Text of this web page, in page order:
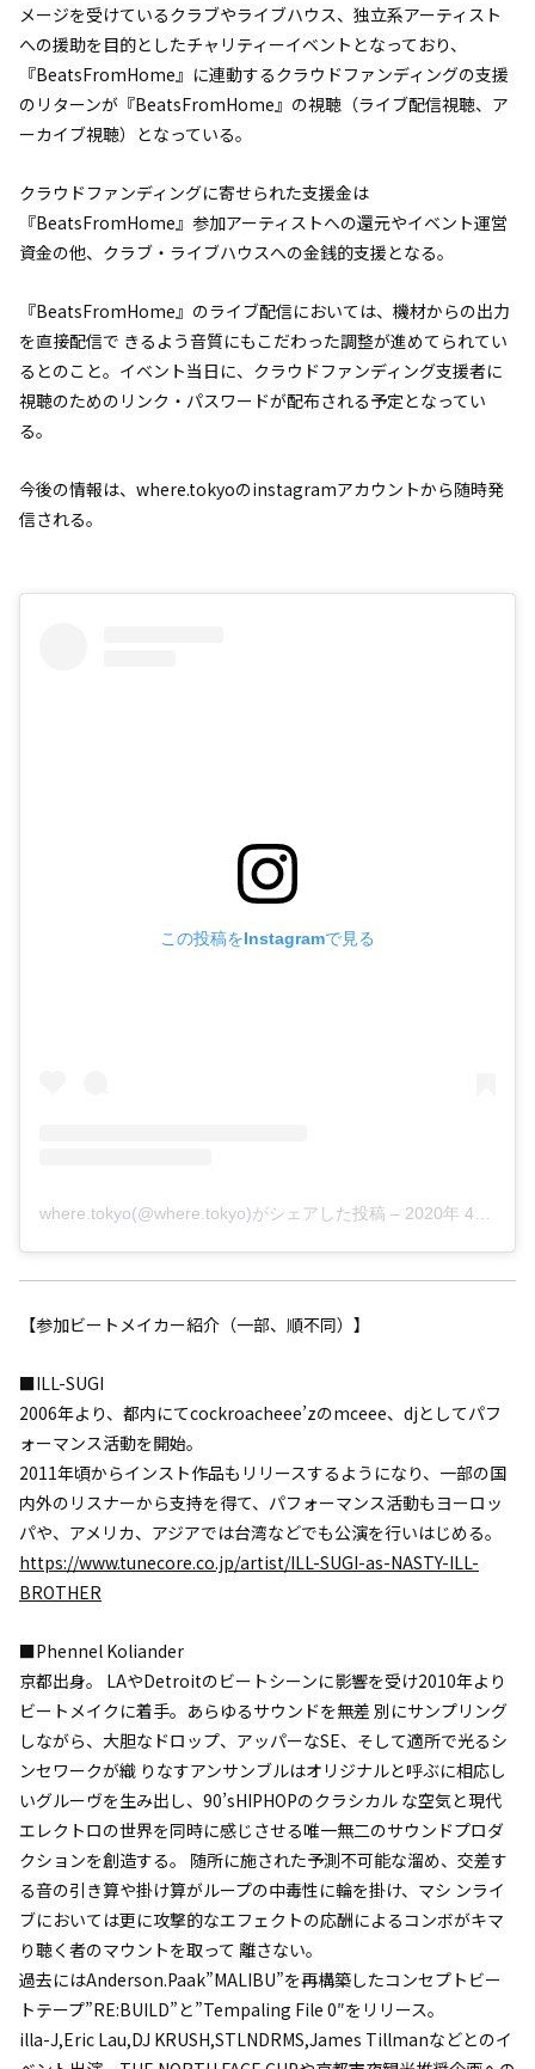
メージを受けているクラブやライブハウス、独立系アーティスト
への援助を目的としたチャリティーイベントとなっており、
『BeatsFromHome』に連動するクラウドファンディングの支援
のリターンが『BeatsFromHome』の視聴（ライブ配信視聴、ア
ーカイブ視聴）となっている。
クラウドファンディングに寄せられた支援金は
『BeatsFromHome』参加アーティストへの還元やイベント運営
資金の他、クラブ・ライブハウスへの金銭的支援となる。
『BeatsFromHome』のライブ配信においては、機材からの出力
を直接配信で きるよう音質にもこだわった調整が進めてられてい
るとのこと。イベント当日に、クラウドファンディング支援者に
視聴のためのリンク・パスワードが配布される予定となってい
る。
今後の情報は、where.tokyoのinstagramアカウントから随時発
信される。
この投稿をInstagramで見る
where.tokyo(@where.tokyo)がシェアした投稿 – 2020年 4月月12日午前12時41分PDT
【参加ビートメイカー紹介（一部、順不同）】
■ILL-SUGI
2006年より、都内にてcockroacheee’zのmceee、djとしてパフ
ォーマンス活動を開始。
2011年頃からインスト作品もリリースするようになり、一部の国
内外のリスナーから支持を得て、パフォーマンス活動もヨーロッ
パや、アメリカ、アジアでは台湾などでも公演を行いはじめる。
https://www.tunecore.co.jp/artist/ILL-SUGI-as-NASTY-ILL-
BROTHER
■Phennel Koliander
京都出身。 LAやDetroitのビートシーンに影響を受け2010年より
ビートメイクに着手。あらゆるサウンドを無差 別にサンプリング
しながら、大胆なドロップ、アッパーなSE、そして適所で光るシ
ンセワークが織 りなすアンサンブルはオリジナルと呼ぶに相応し
いグルーヴを生み出し、90’sHIPHOPのクラシカル な空気と現代
エレクトロの世界を同時に感じさせる唯一無二のサウンドプロダ
クションを創造する。 随所に施された予測不可能な溜め、交差す
る音の引き算や掛け算がループの中毒性に輪を掛け、マシ ンライ
ブにおいては更に攻撃的なエフェクトの応酬によるコンボがキマ
り聴く者のマウントを取って 離さない。
過去にはAnderson.Paak”MALIBU”を再構築したコンセプトビー
トテープ”RE:BUILD”と”Tempaling File 0″をリリース。
illa-J,Eric Lau,DJ KRUSH,STLNDRMS,James Tillmanなどとのイ